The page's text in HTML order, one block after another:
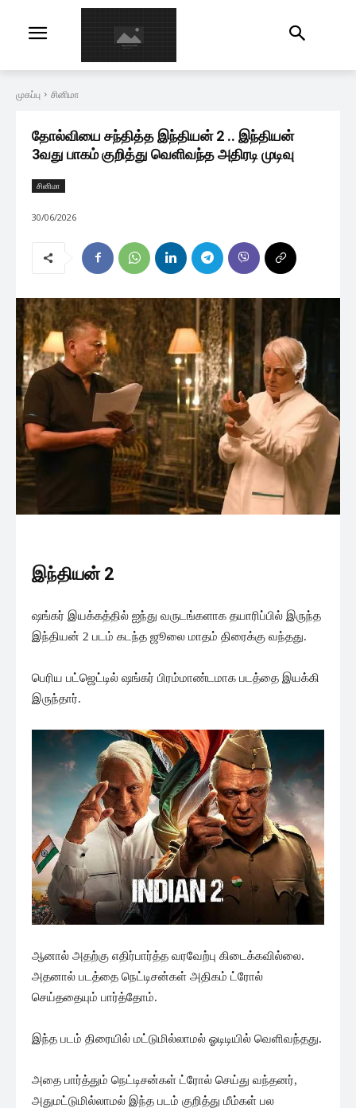
முகப்பு சினிமா
தோல்வியை சந்தித்த இந்தியன் 2 .. இந்தியன்
3வது பாகம் குறித்து வெளிவந்த அதிரடி முடிவு
சினிமா
30/06/2026
இந்தியன் 2
ஷங்கர் இயக்கத்தில் ஐந்து வருடங்களாக தயாரிப்பில் இருந்த
இந்தியன் 2 படம் கடந்த ஜூலை மாதம் திரைக்கு வந்தது.
பெரிய பட்ஜெட்டில் ஷங்கர் பிரம்மாண்டமாக படத்தை இயக்கி
இருந்தார்.
ஆனால் அதற்கு எதிர்பார்த்த வரவேற்பு கிடைக்கவில்லை.
அதனால் படத்தை நெட்டிசன்கள் அதிகம் ட்ரோல்
செய்ததையும் பார்த்தோம்.
இந்த படம் திரையில் மட்டுமில்லாமல் ஓடிடியில் வெளிவந்தது.
அதை பார்த்தும் நெட்டிசன்கள் ட்ரோல் செய்து வந்தனர்,
அதுமட்டுமில்லாமல் இந்த படம் குறித்து மீம்கள் பல